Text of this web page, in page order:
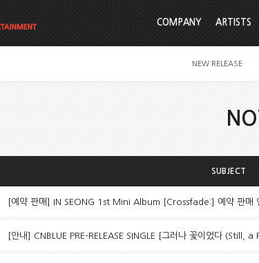
COMPANY ARTISTS
NEW RELEASE
SUBJECT
[예약 판매] IN SEONG 1st Mini Album [Crossfade:] 예약 판매
[안내] CNBLUE PRE-RELEASE SINGLE [그러나 꽃이었다 (Still,